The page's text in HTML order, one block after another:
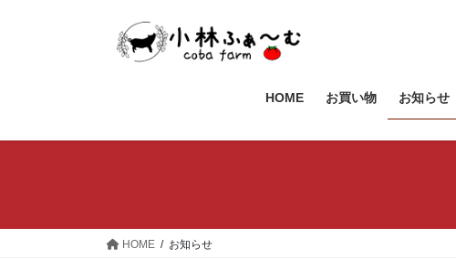
ス
ン
HOME お買い物 お知らせ
HOME お知らせ